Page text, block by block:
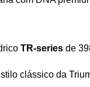
TR-series de
clássico da